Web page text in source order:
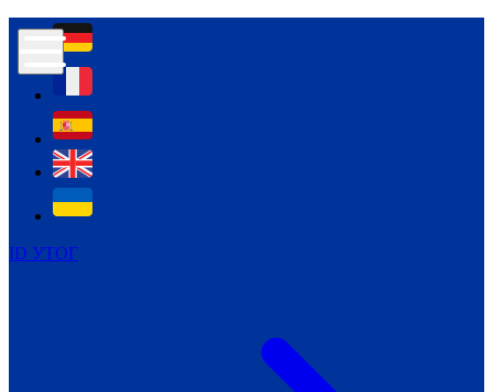
ID УТОГ
Контур психологічної безпеки глухих
Всеукраїнський пісенний
челендж «Україно, ти є!»